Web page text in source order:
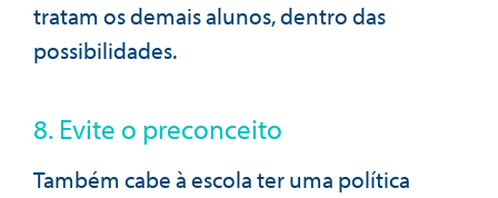
tratam os demais alunos, dentro das
possibilidades.
8. Evite o preconceito
Também cabe à escola ter uma política